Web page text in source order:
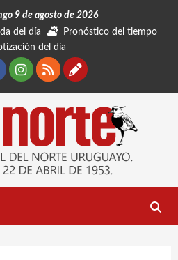
9 de agosto de 2026
del día
Pronóstico del tiempo
del día
Instagram
RSSContáctanos